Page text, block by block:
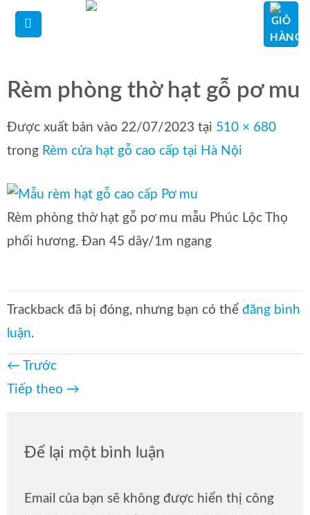
Bỏ
qua
dung
Rèm phòng thờ hạt gỗ pơ mu
Được xuất bản vào 22/07/2023 tại 510 × 680
trong Rèm cửa hạt gỗ cao cấp tại Hà Nội
Rèm phòng thờ hạt gỗ pơ mu mẫu Phúc Lộc Thọ
phối hương. Đan 45 dây/1m ngang
Trackback đã bị đóng, nhưng bạn có thể đăng bình
luận.
← Trước
Tiếp theo →
Để lại một bình luận
Email của bạn sẽ không được hiển thị công